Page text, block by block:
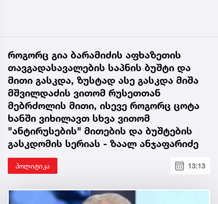
როგორც გია ბარამიძის აფხაზეთის
თავგადასავალების საპნის ბუშტი და
მითი გასკდა, ზუსტად ასე გასკდა მიშა
მშვილდაძის ვითომ რუსეთთან
მებრძოლის მითი, ისევე როგორც ცოტა
ხანში ვიხილავთ სხვა ვითომ
"ანტირუსების" მითების და ბუშტების
გასკდომის სერიას - ზაალ ანჯაფარიძე
პოლიტიკა 13:13